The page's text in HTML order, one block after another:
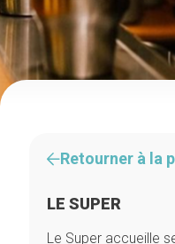
Retourner à la
LE SUPER
Le Super accueille